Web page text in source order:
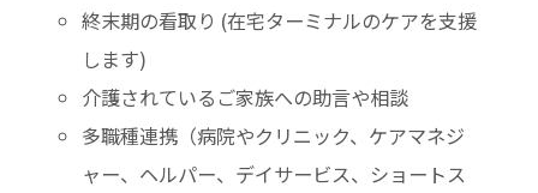
終末期の看取り (在宅ターミナルのケアを支援
します)
介護されているご家族への助言や相談
多職種連携（病院やクリニック、ケアマネジ
ャー、ヘルパー、デイサービス、ショートス